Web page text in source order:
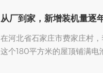
政府干预，而这其实是贸 易
在河北省石家庄市费家庄村，
这个180平方米的屋顶铺满电